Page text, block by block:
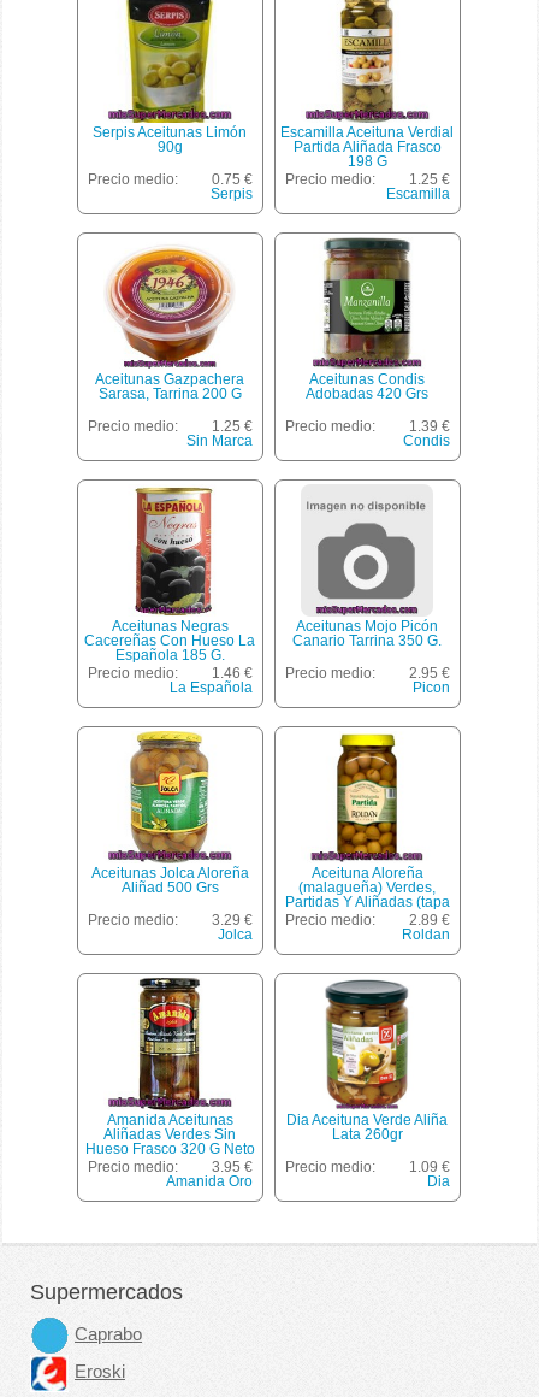
Serpis Aceitunas Limón
90g
Precio medio:
0.75 €
Serpis
Escamilla Aceituna Verdial
Partida Aliñada Frasco
198 G
Precio medio:
1.25 €
Escamilla
Aceitunas Gazpachera
Sarasa, Tarrina 200 G
Precio medio:
1.25 €
Sin Marca
Aceitunas Condis
Adobadas 420 Grs
Precio medio:
1.39 €
Condis
Aceitunas Negras
Cacereñas Con Hueso La
Española 185 G.
Precio medio:
1.46 €
La Española
Aceitunas Mojo Picón
Canario Tarrina 350 G.
Precio medio:
2.95 €
Picon
Aceitunas Jolca Aloreña
Aliñad 500 Grs
Precio medio:
3.29 €
Jolca
Aceituna Aloreña
(malagueña) Verdes,
Partidas Y Aliñadas (tapa
Amarilla), Roldan, Tarro
1440 G Escurrido 800 G
Precio medio:
2.89 €
Roldan
Amanida Aceitunas
Aliñadas Verdes Sin
Hueso Frasco 320 G Neto
Escurrido
Precio medio:
3.95 €
Amanida Oro
Dia Aceituna Verde Aliña
Lata 260gr
Precio medio:
1.09 €
Dia
Supermercados
Caprabo
Eroski